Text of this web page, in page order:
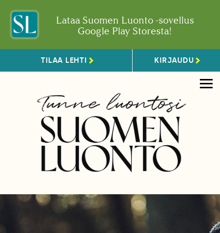
Lataa Suomen Luonto -sovellus
Google Play Storesta!
TILAA LEHTI KIRJAUDU